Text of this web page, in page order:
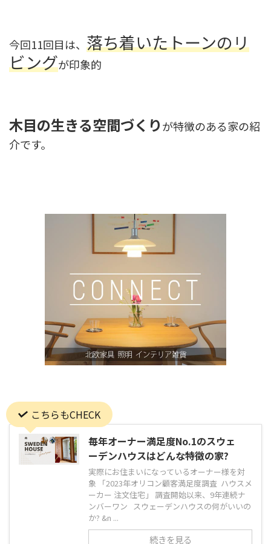
今回11回目は、 落ち着いたトーンのリ
ビングが印象的
木目の生きる空間づくりが特徴のある家の紹
介です。
こちらもCHECK
毎年オーナー満足度No.1のスウェ
ーデンハウスはどんな特徴の家?
実際にお住まいになっているオーナー様を対
象 「2023年オリコン顧客満足度調査 ハウスメ
ーカー 注文住宅」 調査開始以来、9年連続ナ
ンバーワン スウェーデンハウスの何がいいの
か? &n ...
続きを見る